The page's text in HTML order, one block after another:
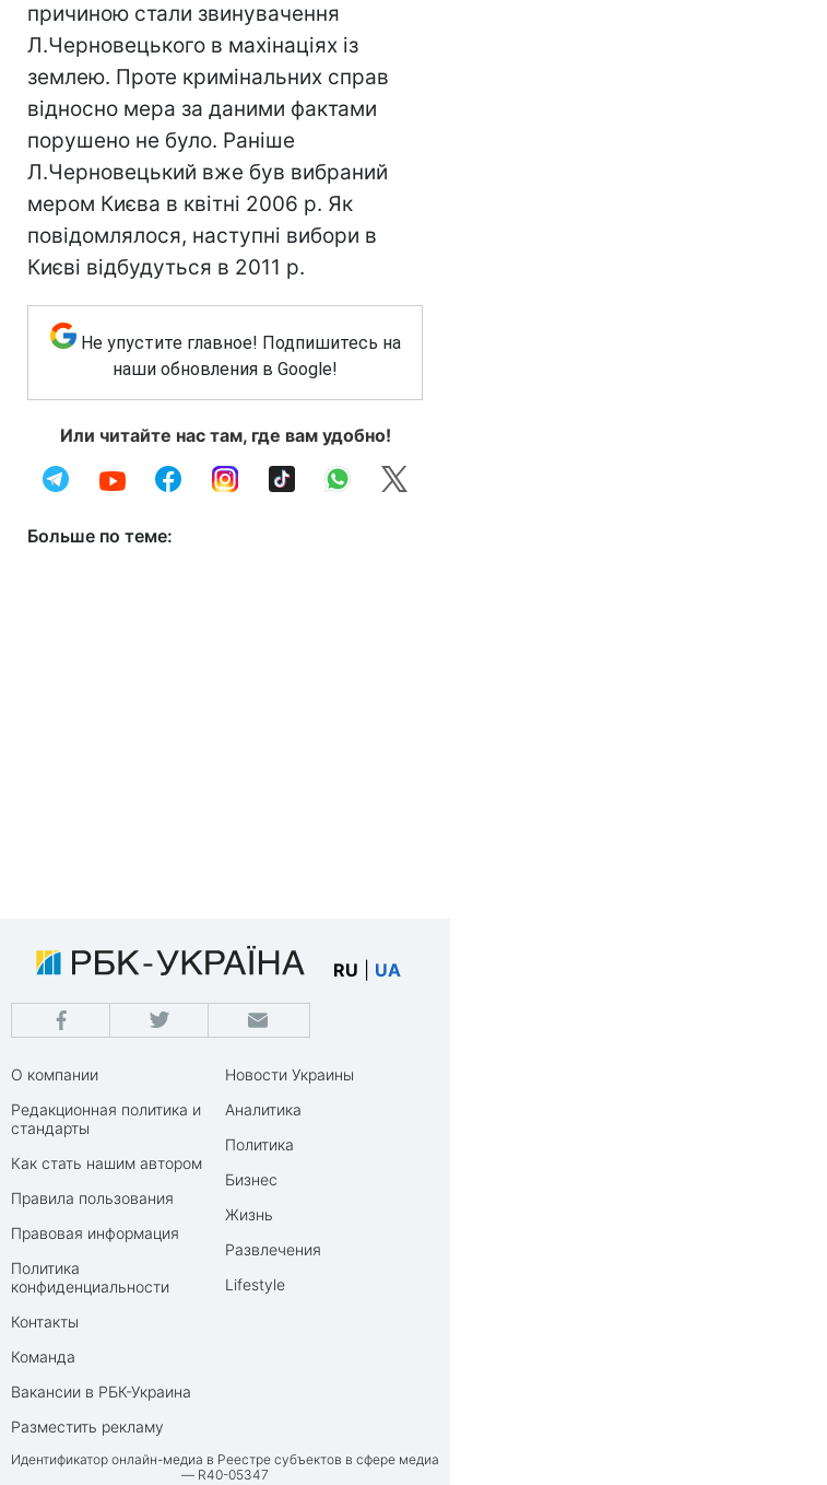
причиною стали звинувачення
Л.Черновецького в махінаціях із
землею. Проте кримінальних справ
відносно мера за даними фактами
порушено не було. Раніше
Л.Черновецький вже був вибраний
мером Києва в квітні 2006 р. Як
повідомлялося, наступні вибори в
Києві відбудуться в 2011 р.
Не упустите главное! Подпишитесь на
наши обновления в Google!
Или читайте нас там, где вам удобно!
Больше по теме:
RU UA
О компании
Редакционная политика и
стандарты
Как стать нашим автором
Правила пользования
Правовая информация
Политика
конфиденциальности
Контакты
Команда
Вакансии в РБК-Украина
Разместить рекламу
Новости Украины
Аналитика
Политика
Бизнес
Жизнь
Развлечения
Lifestyle
Идентификатор онлайн-медиа в Реестре субъектов в сфере медиа
— R40-05347